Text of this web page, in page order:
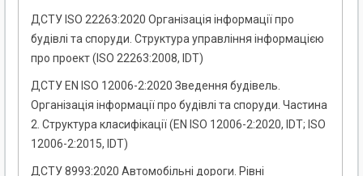
ДСТУ ISO 22263:2020 Організація інформації про
будівлі та споруди. Структура управління інформацією
про проект (ISO 22263:2008, IDT)
ДСТУ EN ISO 12006-2:2020 Зведення будівель.
Організація інформації про будівлі та споруди. Частина
2. Структура класифікації (EN ISO 12006-2:2020, IDT; ISO
12006-2:2015, IDT)
ДСТУ 8993:2020 Автомобільні дороги. Рівні